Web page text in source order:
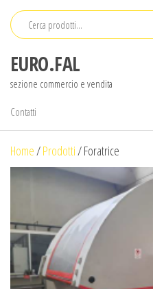
Salta
contenuto
EURO.FAL
sezione commercio e vendita
Contatti
Home/Prodotti/Foratrice